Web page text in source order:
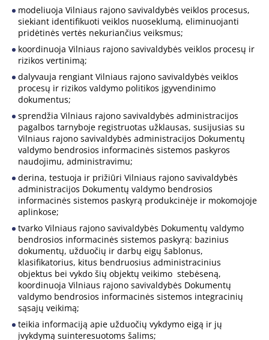
modeliuoja Vilniaus rajono savivaldybės veiklos procesus,
siekiant identifikuoti veiklos nuoseklumą, eliminuojanti
pridėtinės vertės nekuriančius veiksmus;
koordinuoja Vilniaus rajono savivaldybės veiklos procesų ir
rizikos vertinimą;
dalyvauja rengiant Vilniaus rajono savivaldybės veiklos
procesų ir rizikos valdymo politikos įgyvendinimo
dokumentus;
sprendžia Vilniaus rajono savivaldybės administracijos
pagalbos tarnyboje registruotas užklausas, susijusias su
Vilniaus rajono savivaldybės administracijos Dokumentų
valdymo bendrosios informacinės sistemos paskyros
naudojimu, administravimu;
derina, testuoja ir prižiūri Vilniaus rajono savivaldybės
administracijos Dokumentų valdymo bendrosios
informacinės sistemos paskyrą produkcinėje ir mokomojoje
aplinkose;
tvarko Vilniaus rajono savivaldybės Dokumentų valdymo
bendrosios informacinės sistemos paskyrą: bazinius
dokumentų, užduočių ir darbų eigų šablonus,
klasifikatorius, kitus bendruosius administracinius
objektus bei vykdo šių objektų veikimo stebėseną,
koordinuoja Vilniaus rajono savivaldybės Dokumentų
valdymo bendrosios informacinės sistemos integracinių
sąsajų veikimą;
teikia informaciją apie užduočių vykdymo eigą ir jų
įvykdymą suinteresuotoms šalims;